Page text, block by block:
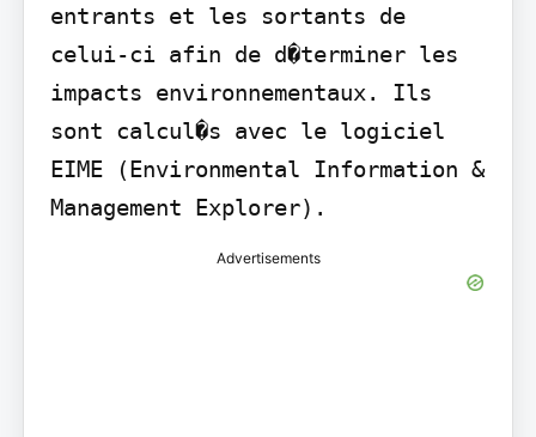
entrants et les sortants de
celui-ci afin de d�terminer les
impacts environnementaux. Ils
sont calcul�s avec le logiciel
EIME (Environmental Information &
Management Explorer).
Advertisements